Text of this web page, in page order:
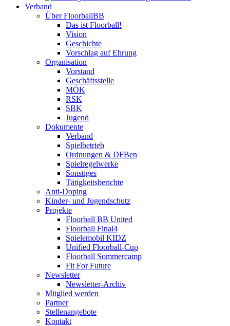
Verband
Über FloorballBB
Das ist Floorball!
Vision
Geschichte
Vorschlag auf Ehrung
Organisation
Vorstand
Geschäftsstelle
MÖK
RSK
SBK
Jugend
Dokumente
Verband
Spielbetrieb
Ordnungen & DFBen
Spielregelwerke
Sonstiges
Tätigkeitsberichte
Anti-Doping
Kinder- und Jugendschutz
Projekte
Floorball BB United
Floorball Final4
Spielemobil KIDZ
Unified Floorball-Cup
Floorball Sommercamp
Fit For Future
Newsletter
Newsletter-Archiv
Mitglied werden
Partner
Stellenangebote
Kontakt